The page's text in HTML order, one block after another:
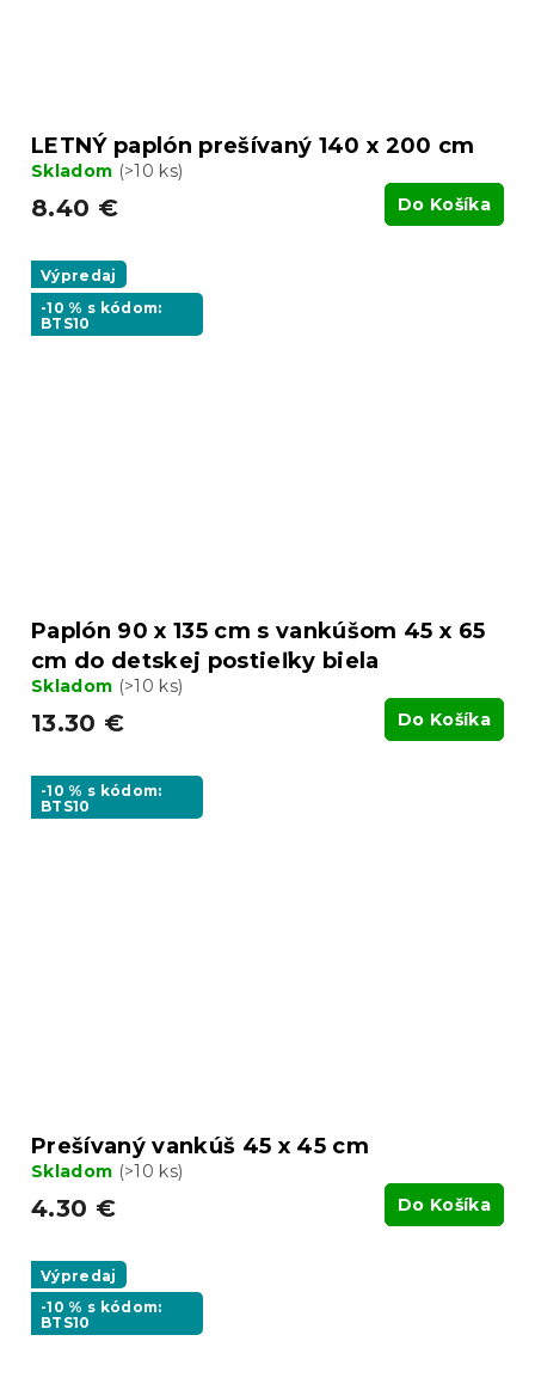
LETNÝ paplón prešívaný 140 x 200 cm
Skladom (>10 ks)
8.40 € Do Košíka
Výpredaj
-10 % s kódom:
BTS10
Paplón 90 x 135 cm s vankúšom 45 x 65
cm do detskej postieľky biela
Skladom (>10 ks)
13.30 € Do Košíka
-10 % s kódom:
BTS10
Prešívaný vankúš 45 x 45 cm
Skladom (>10 ks)
4.30 € Do Košíka
Výpredaj
-10 % s kódom:
BTS10